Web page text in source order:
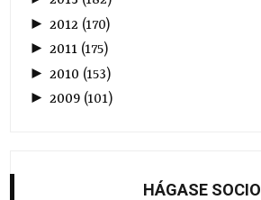
► 2012 (170)
►2011 (175)
► 2010 (153)
►2009 (101)
HÁGASE SOCIO